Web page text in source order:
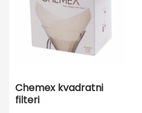
Chemex kvadratni
filteri